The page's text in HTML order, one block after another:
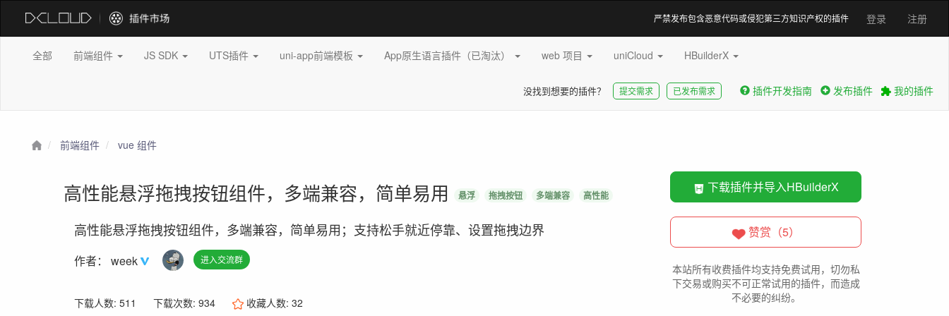
登录 注册
严禁发布包含恶意代码或侵犯第三方知识产权的插件
全部 前端组件 JS SDK UTS插件 uni-app前端模板 App原生语言插件（已淘汰） web 项目 uniCloud HBuilderX
没找到想要的插件？ 提交需求 已发布需求 插件开发指南 发布插件 我的插件
前端组件 vue 组件
高性能悬浮拖拽按钮组件，多端兼容，简单易用 悬浮 拖拽按钮 多端兼容 高性能
高性能悬浮拖拽按钮组件，多端兼容，简单易用；支持松手就近停靠、设置拖拽边界
作者：week 进入交流群
下载人数: 511 下载次数: 934 收藏人数:32
下载插件并导入HBuilderX
赞赏（5）
本站所有收费插件均支持免费试用，切勿私
下交易或购买不可正常试用的插件，而造成
不必要的纠纷。